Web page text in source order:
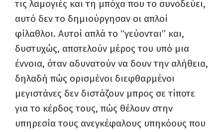
τις λαμογιές και τη μπόχα που το συνοδεύει,
αυτό δεν το δημιούργησαν οι απλοί
φίλαθλοι. Αυτοί απλά το “γεύονται” και,
δυστυχώς, αποτελούν μέρος του υπό μια
έννοια, όταν αδυνατούν να δουν την αλήθεια,
δηλαδή πώς ορισμένοι διεφθαρμένοι
μεγιστάνες δεν διστάζουν μπρος σε τίποτε
για το κέρδος τους, πώς θέλουν στην
υπηρεσία τους ανεγκέφαλους υπηκόους που